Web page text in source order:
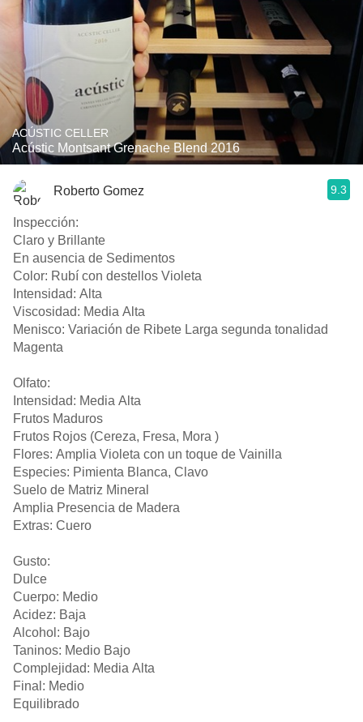
ACÚSTIC CELLER
Acústic Montsant Grenache Blend 2016
Roberto Gomez 9.3
Inspección:
Claro y Brillante
En ausencia de Sedimentos
Color: Rubí con destellos Violeta
Intensidad: Alta
Viscosidad: Media Alta
Menisco: Variación de Ribete Larga segunda tonalidad
Magenta
Olfato:
Intensidad: Media Alta
Frutos Maduros
Frutos Rojos (Cereza, Fresa, Mora )
Flores: Amplia Violeta con un toque de Vainilla
Especies: Pimienta Blanca, Clavo
Suelo de Matriz Mineral
Amplia Presencia de Madera
Extras: Cuero
Gusto:
Dulce
Cuerpo: Medio
Acidez: Baja
Alcohol: Bajo
Taninos: Medio Bajo
Complejidad: Media Alta
Final: Medio
Equilibrado